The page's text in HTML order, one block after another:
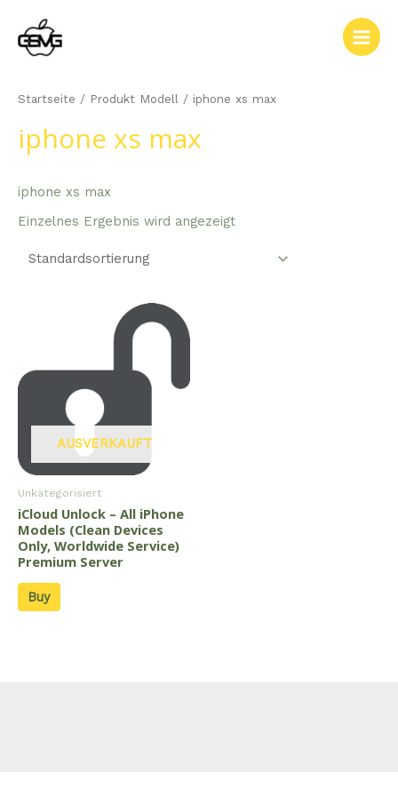
Inhalt
springen
Main
Startseite / Produkt Modell / iphone xs max
iphone xs max
iphone xs max
Einzelnes Ergebnis wird angezeigt
AUSVERKAUFT
Unkategorisiert
iCloud Unlock – All iPhone
Models (Clean Devices
Only, Worldwide Service)
Premium Server
Buy